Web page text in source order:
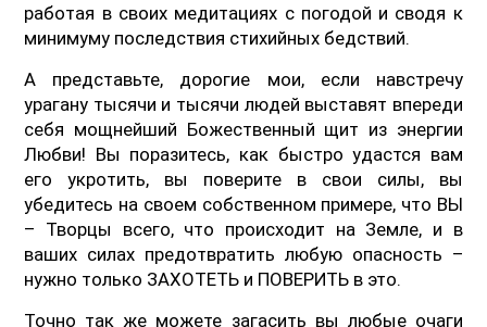
работая в своих медитациях с погодой и сводя к
минимуму последствия стихийных бедствий.
А представьте, дорогие мои, если навстречу
урагану тысячи и тысячи людей выставят впереди
себя мощнейший Божественный щит из энергии
Любви! Вы поразитесь, как быстро удастся вам
его укротить, вы поверите в свои силы, вы
убедитесь на своем собственном примере, что ВЫ
– Творцы всего, что происходит на Земле, и в
ваших силах предотвратить любую опасность –
нужно только ЗАХОТЕТЬ и ПОВЕРИТЬ в это.
Точно так же можете загасить вы любые очаги